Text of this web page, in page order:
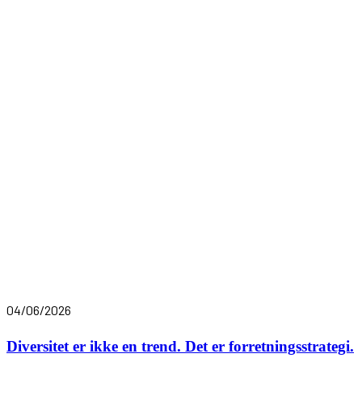
04/06/2026
Diversitet er ikke en trend. Det er forretningsstrategi.